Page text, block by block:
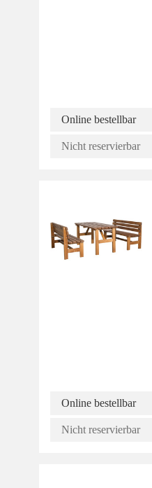
Online bestellbar
Nicht reservierbar
Online bestellbar
Nicht reservierbar